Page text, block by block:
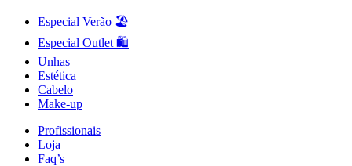
Especial Verão 🏖️
Especial Outlet 🛍️
Unhas
Estética
Cabelo
Make-up
Profissionais
Loja
Faq’s